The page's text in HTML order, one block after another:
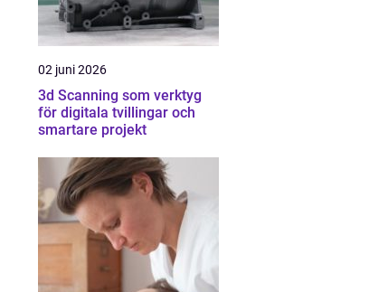
02 juni 2026
3d Scanning som verktyg
för digitala tvillingar och
smartare projekt